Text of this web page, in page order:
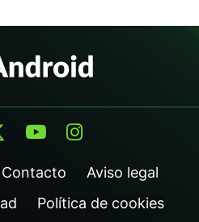
Contacto
Aviso legal
Política de cookies